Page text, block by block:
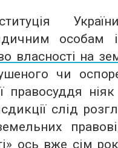
особам і
власності на
чи
правосуддя
слід
ось вже сім